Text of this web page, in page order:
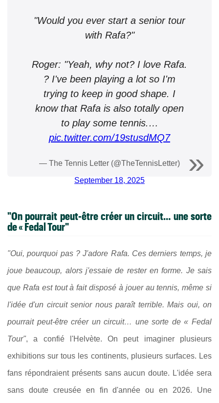
"Would you ever start a senior tour
with Rafa?"
Roger: "Yeah, why not? I love Rafa.
? I've been playing a lot so I'm
trying to keep in good shape. I
know that Rafa is also totally open
to play some tennis.…
pic.twitter.com/19stusdMQ7
— The Tennis Letter (@TheTennisLetter)
September 18, 2025
"On pourrait peut-être créer un circuit… une sorte
de « Fedal Tour"
"Oui, pourquoi pas ? J'adore Rafa. Ces derniers temps, je
joue beaucoup, alors j'essaie de rester en forme. Je sais
que Rafa est tout à fait disposé à jouer au tennis, même si
l'idée d'un circuit senior nous paraît terrible. Mais oui, on
pourrait peut-être créer un circuit… une sorte de « Fedal
Tour", a confié l'Helvète. On peut imaginer plusieurs
exhibitions sur tous les continents, plusieurs surfaces. Les
fans répondraient présents sans aucun doute. L'idée sera
sans doute creusée en fin d'année ou en 2026. Une